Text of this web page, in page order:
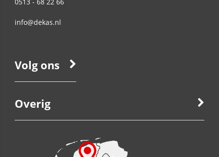
info@dekas.nl
Volg ons
Overig